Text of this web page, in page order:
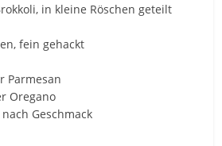
in kleine Röschen geteilt
fein gehackt
Parmesan
Oregano
Geschmack